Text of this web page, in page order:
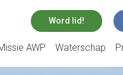
Word lid!
AWP Waterschap